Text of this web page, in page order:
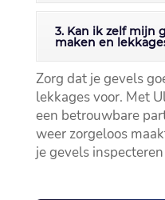
3. Kan ik zelf mijn
maken en
Zorg dat je gevels
lekkages voor.​ Met
een betrouwbare
weer zorgeloos
je gevels